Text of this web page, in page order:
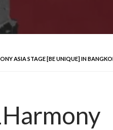
ASIA STAGE [BE UNIQUE] IN